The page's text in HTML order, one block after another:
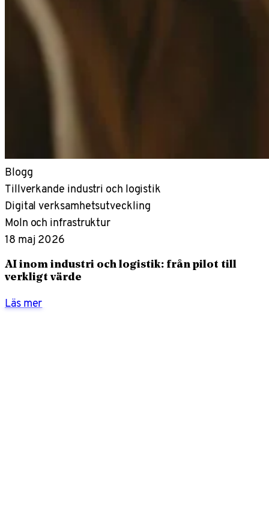
Blogg
Tillverkande industri och logistik
Digital verksamhetsutveckling
Moln och infrastruktur
18 maj 2026
AI inom industri och logistik: från pilot till
verkligt värde
Läs mer